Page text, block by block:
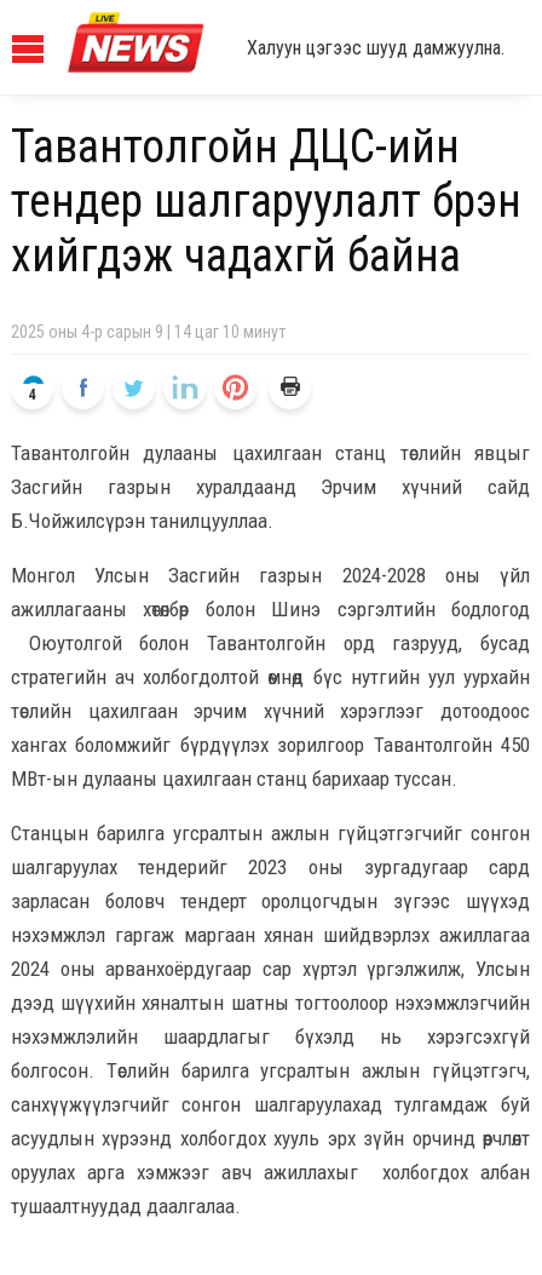
Халуун цэгээс шууд дамжуулна.
Тавантолгойн ДЦС-ийн
тендер шалгаруулалт бүрэн
хийгдэж чадахгүй байна
2025 оны 4-р сарын 9 | 14 цаг 10 минут
4
Тавантолгойн дулааны цахилгаан станц төслийн явцыг
Засгийн газрын хуралдаанд Эрчим хүчний сайд
Б.Чойжилсүрэн танилцууллаа.
Монгол Улсын Засгийн газрын 2024-2028 оны үйл
ажиллагааны хөтөлбөр болон Шинэ сэргэлтийн бодлогод
Оюутолгой болон Тавантолгойн орд газрууд, бусад
стратегийн ач холбогдолтой өмнөд бүс нутгийн уул уурхайн
төслийн цахилгаан эрчим хүчний хэрэглээг дотоодоос
хангах боломжийг бүрдүүлэх зорилгоор Тавантолгойн 450
МВт-ын дулааны цахилгаан станц барихаар туссан.
Станцын барилга угсралтын ажлын гүйцэтгэгчийг сонгон
шалгаруулах тендерийг 2023 оны зургадугаар сард
зарласан боловч тендерт оролцогчдын зүгээс шүүхэд
нэхэмжлэл гаргаж маргаан хянан шийдвэрлэх ажиллагаа
2024 оны арванхоёрдугаар сар хүртэл үргэлжилж, Улсын
дээд шүүхийн хяналтын шатны тогтоолоор нэхэмжлэгчийн
нэхэмжлэлийн шаардлагыг бүхэлд нь хэрэгсэхгүй
болгосон. Төслийн барилга угсралтын ажлын гүйцэтгэгч,
санхүүжүүлэгчийг сонгон шалгаруулахад тулгамдаж буй
асуудлын хүрээнд холбогдох хууль эрх зүйн орчинд өөрчлөлт
оруулах арга хэмжээг авч ажиллахыг холбогдох албан
тушаалтнуудад даалгалаа.